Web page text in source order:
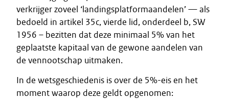
verkrijger zoveel ‘landingsplatformaandelen’ — als
bedoeld in artikel 35c, vierde lid, onderdeel b, SW
1956 – bezitten dat deze minimaal 5% van het
geplaatste kapitaal van de gewone aandelen van
de vennootschap uitmaken.
In de wetsgeschiedenis is over de 5%-eis en het
moment waarop deze geldt opgenomen: